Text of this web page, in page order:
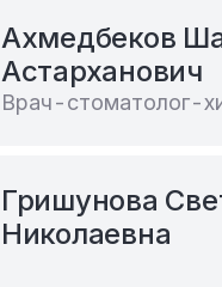
Ахмедбеков
Астарханович
Врач-стоматолог-
Гришунова
Николаевна